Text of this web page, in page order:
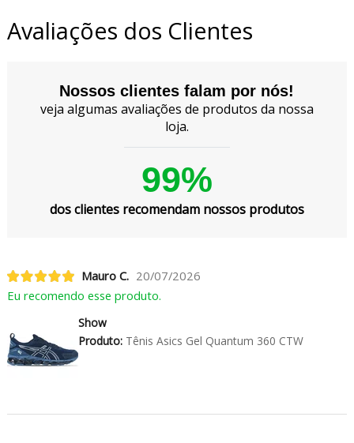
Avaliações dos Clientes
Nossos clientes falam por nós!
veja algumas avaliações de produtos da nossa
loja.
99%
dos clientes recomendam nossos produtos
Mauro C. 20/07/2026
Eu recomendo esse produto.
Show
Produto:Tênis Asics Gel Quantum 360 CTW